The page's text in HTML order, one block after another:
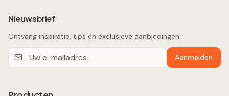
Nieuwsbrief
Ontvang inspiratie, tips en exclusieve aanbiedingen
Aanmelden